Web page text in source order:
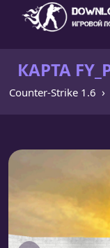
КАРТА
Counter-Strike 1.6